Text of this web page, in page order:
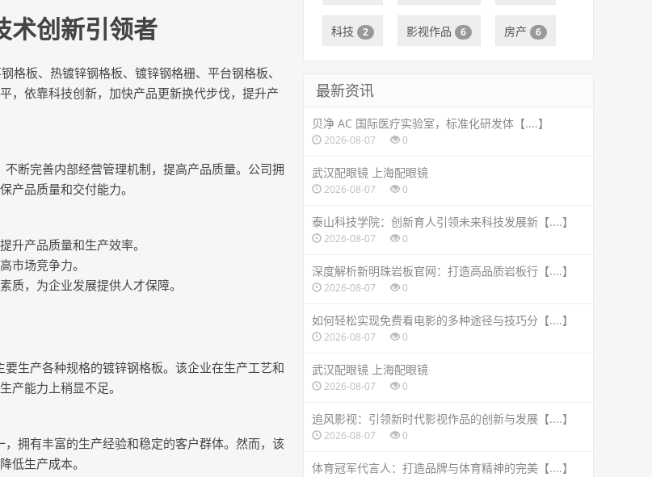
术创新引领者
格板、热镀锌钢格板、镀锌钢格栅、平台钢格板、
，依靠科技创新，加快产品更新换代步伐，提升产
断完善内部经营管理机制，提高产品质量。公司拥
产品质量和交付能力。
升产品质量和生产效率。
市场竞争力。
质，为企业发展提供人才保障。
生产各种规格的镀锌钢格板。该企业在生产工艺和
产能力上稍显不足。
拥有丰富的生产经验和稳定的客户群体。然而，该
低生产成本。
科技 2 影视作品 6 房产 6
最新资讯
贝净 AC 国际医疗实验室，标准化研发体【....】
2026-08-07 0
武汉配眼镜 上海配眼镜
2026-08-07 0
泰山科技学院：创新育人引领未来科技发展新【....】
2026-08-07 0
深度解析新明珠岩板官网：打造高品质岩板行【....】
2026-08-07 0
如何轻松实现免费看电影的多种途径与技巧分【....】
2026-08-07 0
武汉配眼镜 上海配眼镜
2026-08-07 0
追风影视：引领新时代影视作品的创新与发展【....】
2026-08-07 0
体育冠军代言人：打造品牌与体育精神的完美【....】